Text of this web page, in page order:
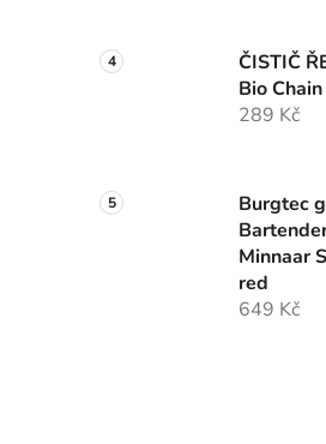
ČISTIČ
Bio
289 Kč
Burgtec
Minnaar
red
649 Kč